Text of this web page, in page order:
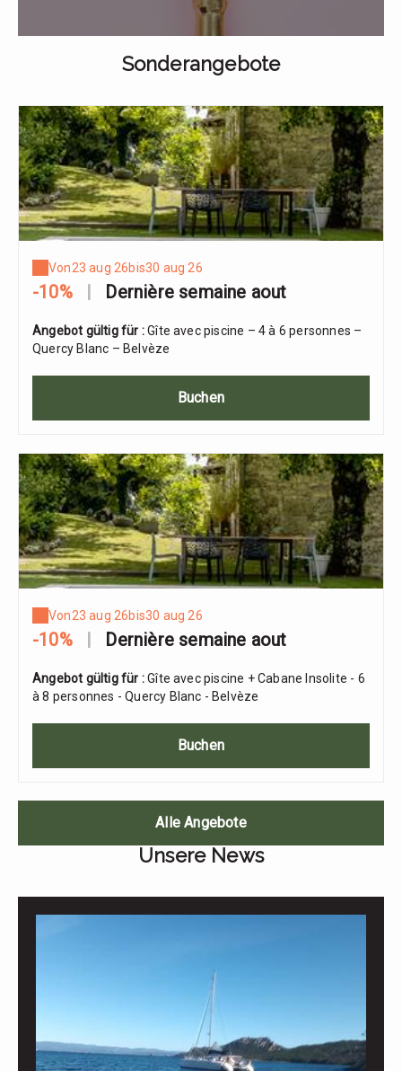
Sonderangebote
Von23 aug 26bis30 aug 26
-10% Dernière semaine aout
Angebot gültig für :Gîte avec piscine – 4 à 6 personnes –
Quercy Blanc – Belvèze
Buchen
Von23 aug 26bis30 aug 26
-10% Dernière semaine aout
Angebot gültig für :Gîte avec piscine + Cabane Insolite - 6
à 8 personnes - Quercy Blanc - Belvèze
Buchen
Alle Angebote
Unsere News